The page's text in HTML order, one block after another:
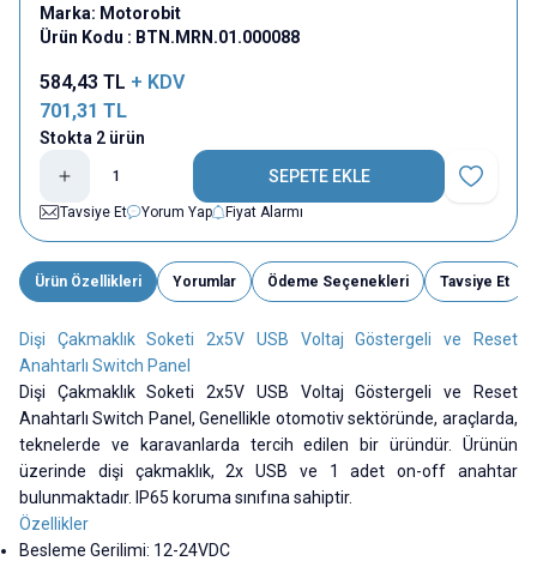
Marka: Motorobit
Ürün Kodu : BTN.MRN.01.000088
584,43 TL + KDV
701,31 TL
Stokta 2 ürün
SEPETE EKLE
Favoriye
Tavsiye Et
Yorum Yap Fiyat Alarmı
Ürün Özellikleri Yorumlar Ödeme Seçenekleri Tavsiye Et
Dişi Çakmaklık Soketi 2x5V USB Voltaj Göstergeli ve Reset
Anahtarlı Switch Panel
Dişi Çakmaklık Soketi 2x5V USB Voltaj Göstergeli ve Reset
Anahtarlı Switch Panel,Genellikle otomotiv sektöründe, araçlarda,
teknelerde ve karavanlarda tercih edilen bir üründür. Ürünün
üzerinde dişi çakmaklık, 2x USB ve 1 adet on-off anahtar
bulunmaktadır. IP65 koruma sınıfına sahiptir.
Özellikler
Besleme Gerilimi: 12-24VDC